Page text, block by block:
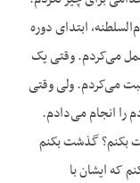
ابتدای دوره
می‌کردم. وقتی یک
می‌کردم. ولی وقتی
را انجام می‌دادم.
بکنم؟ گذشت بکنم
که ایشان با